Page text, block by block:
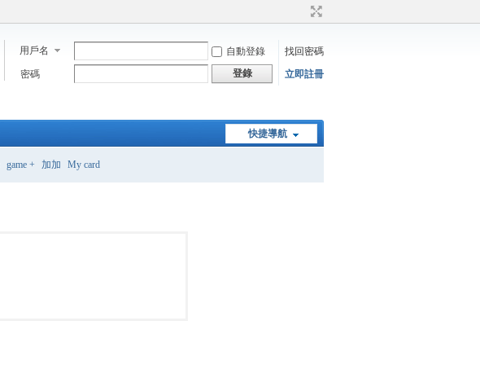
用戶名 自動登錄
找回密碼
密碼
登錄 立即註冊
快捷導航
game + 加加 My card